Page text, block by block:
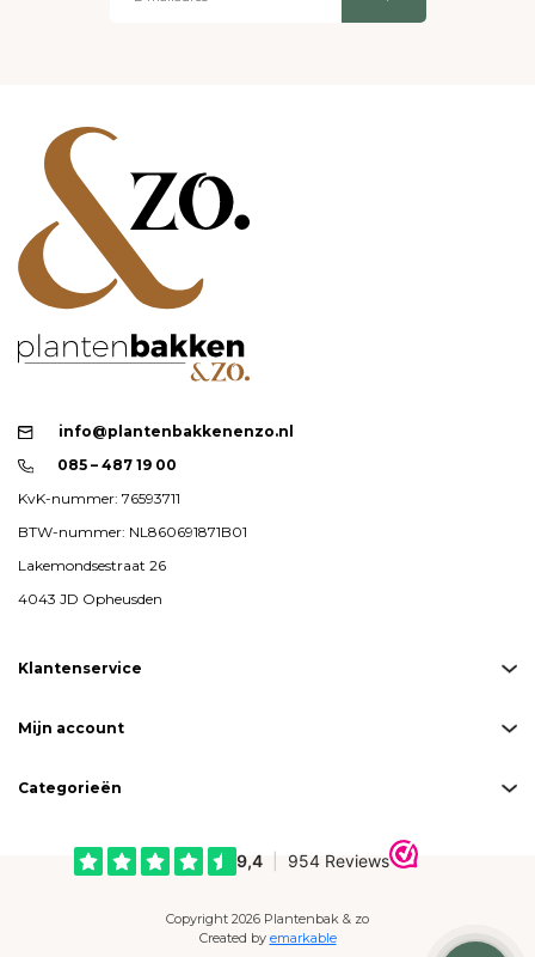
info@plantenbakkenenzo.nl
085 – 487 19 00
KvK-nummer: 76593711
BTW-nummer: NL860691871B01
Lakemondsestraat 26
4043 JD Opheusden
Klantenservice
Mijn account
Categorieën
Copyright 2026 Plantenbak & zo
Created by emarkable